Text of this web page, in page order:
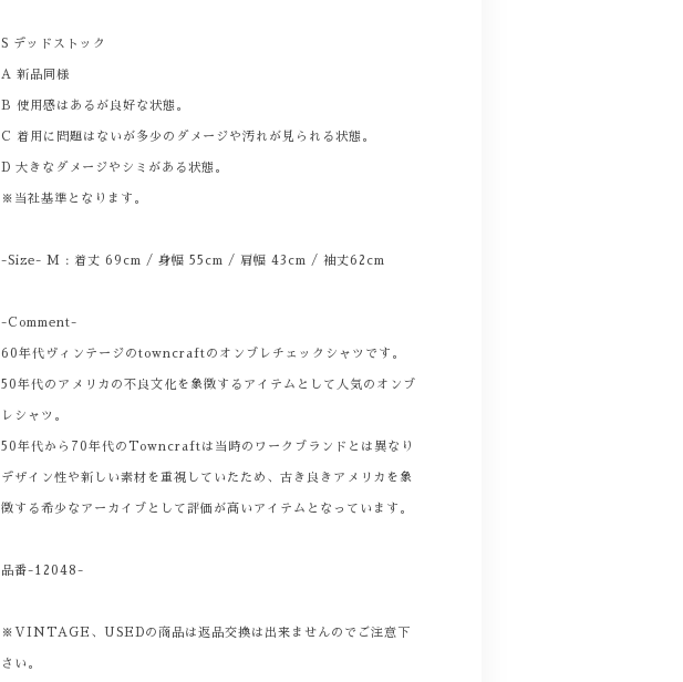
S デッドストック
A 新品同様
B 使用感はあるが良好な状態。
C 着用に問題はないが多少のダメージや汚れが見られる状態。
D 大きなダメージやシミがある状態。
※当社基準となります。
-Size- M : 着丈 69cm / 身幅 55cm / 肩幅 43cm / 袖丈62cm
-Comment-
60年代ヴィンテージのtowncraftのオンブレチェックシャツです。
50年代のアメリカの不良文化を象徴するアイテムとして人気のオンブ
レシャツ。
50年代から70年代のTowncraftは当時のワークブランドとは異なり
デザイン性や新しい素材を重視していたため、古き良きアメリカを象
徴する希少なアーカイブとして評価が高いアイテムとなっています。
品番-12048-
※VINTAGE、USEDの商品は返品交換は出来ませんのでご注意下
さい。